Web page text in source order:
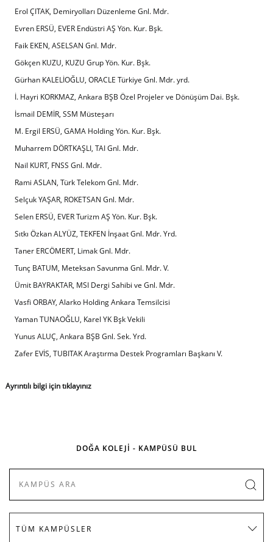
Erol ÇITAK, Demiryolları Düzenleme Gnl. Mdr.
Evren ERSÜ, EVER Endüstri AŞ Yön. Kur. Bşk.
Faik EKEN, ASELSAN Gnl. Mdr.
Gökçen KUZU, KUZU Grup Yön. Kur. Bşk.
Gürhan KALELİOĞLU, ORACLE Türkiye Gnl. Mdr. yrd.
İ. Hayri KORKMAZ, Ankara BŞB Özel Projeler ve Dönüşüm Dai. Bşk.
İsmail DEMİR, SSM Müsteşarı
M. Ergil ERSÜ, GAMA Holding Yön. Kur. Bşk.
Muharrem DÖRTKAŞLI, TAI Gnl. Mdr.
Nail KURT, FNSS Gnl. Mdr.
Rami ASLAN, Türk Telekom Gnl. Mdr.
Selçuk YAŞAR, ROKETSAN Gnl. Mdr.
Selen ERSÜ, EVER Turizm AŞ Yön. Kur. Bşk.
Sıtkı Özkan ALYÜZ, TEKFEN İnşaat Gnl. Mdr. Yrd.
Taner ERCÖMERT, Limak Gnl. Mdr.
Tunç BATUM, Meteksan Savunma Gnl. Mdr. V.
Ümit BAYRAKTAR, MSI Dergi Sahibi ve Gnl. Mdr.
Vasfi ORBAY, Alarko Holding Ankara Temsilcisi
Yaman TUNAOĞLU, Karel YK Bşk Vekili
Yunus ALUÇ, Ankara BŞB Gnl. Sek. Yrd.
Zafer EVİS, TUBITAK Araştırma Destek Programları Başkanı V.
Ayrıntılı bilgi içintıklayınız
DOĞA KOLEJİ - KAMPÜSÜ BUL